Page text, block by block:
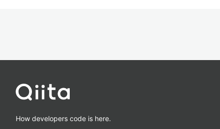
How developers code is here.